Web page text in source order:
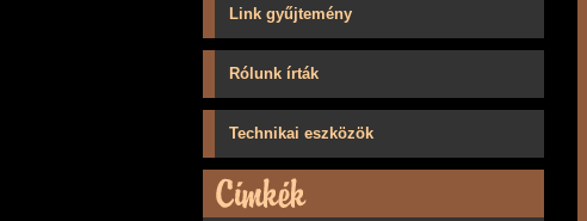
Link gyűjtemény
Rólunk írták
Technikai eszközök